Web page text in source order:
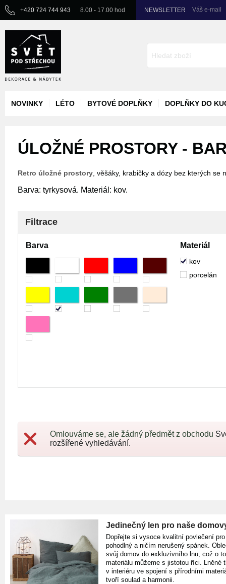
+420 724 744 943 8.00 - 17.00 hod NEWSLETTER Váš e-mail
NOVINKY LÉTO BYTOVÉ DOPLŇKY DOPLŇKY DO
ÚLOŽNÉ PROSTORY -
Retro úložné prostory , věšáky, krabičky a dózy bez kterých se
Barva: tyrkysová. Materiál: kov.
Filtrace
Barva Materiál
kov
porcelán
Omlouváme se, ale žádný předmět z obchodu
rozšířené vyhledávání.
Jedinečný len pro naše
Dopřejte si vysoce kvalitní povlečení pro
pohodlný a ničím nerušený spánek.
svůj domov do exkluzivního lnu, což o
materiálu můžeme s jistotou říci. Lněné
v interiéru ve spojení s přírodními
tvoří soulad a harmonii.